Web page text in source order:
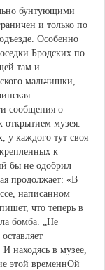
бунтующими
и только по
Особенно
Бродских по
там и
мальчишки,
сообщения о
открытием музея.
у каждого тут своя
к
бы не одобрил
продолжает: «В
написанном
что теперь в
бомба. „Не
находясь в музее,
этой временнОй